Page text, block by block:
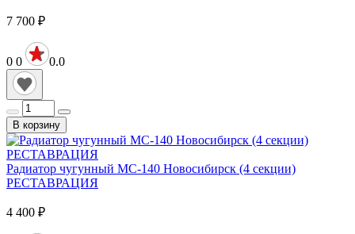
7 700 ₽
0 0 0.0
В корзину
Радиатор чугунный МС-140 Новосибирск (4 секции)
РЕСТАВРАЦИЯ
4 400 ₽